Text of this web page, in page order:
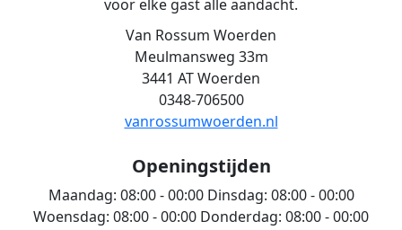
voor elke gast alle aandacht.
Van Rossum Woerden
Meulmansweg 33m
3441 AT Woerden
0348-706500
vanrossumwoerden.nl
Openingstijden
Maandag: 08:00 - 00:00Dinsdag: 08:00 - 00:00
Woensdag: 08:00 - 00:00 Donderdag: 08:00 - 00:00